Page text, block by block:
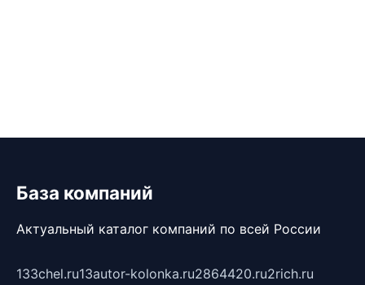
База компаний
Актуальный каталог компаний по всей России
133chel.ru13autor-kolonka.ru2864420.ru2rich.ru